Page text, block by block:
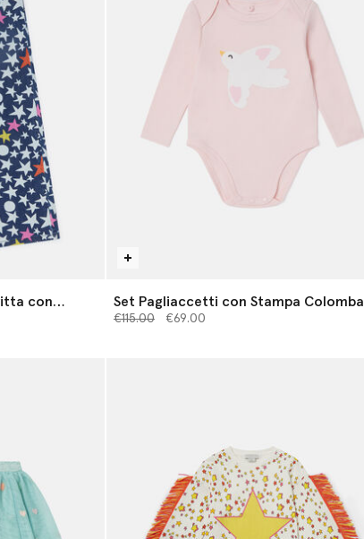
con
Set Pagliaccetti con Stampa Colomba
Prezzo ridotto da
€115.00a €69.00